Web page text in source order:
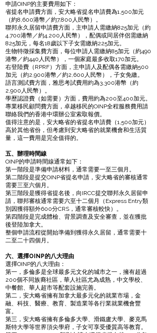
申請OINP的主要費用如下：
省提名申請費方面，安大略省提名申請費為1,500加元
（約8,600港幣／約7,800人民幣）。
聯邦永久居留申請費方面，主申請人需繳納825加元（約
4,700港幣／約4,200人民幣），配偶或同居伴侶需繳納
825加元，每名18歲以下子女需繳納225加元。
生物特徵採集費方面，每位申請人需繳納85加元（約490
港幣／約440人民幣），一個家庭最多收取170加元。
右登陸費（RPRF）方面，主申請人及配偶各需繳納500
加元（約2,900港幣／約2,600人民幣），子女免繳。
語言測試費方面，雅思考試費用約為3,300港幣（約
2,900人民幣）。
學歷認證費（如需要）方面，費用約為200至400加元。
專業移民顧問費方面，卓越移民的OINP全程服務費用請
聯絡我們的香港中環辦公室索取報價。
值得注意的是，安大略省的省提名申請費（1,500加元）
高於其他省份，但考慮到安大略省的就業機會和生活質
量，這一費用是完全值得的。
五、辦理時間線
OINP的申請時間線通常如下：
第一階段是準備申請材料，通常需要一至三個月。
第二階段是提交OINP省提名申請，安大略省的審核通常
需要三至六個月。
第三階段是獲得省提名後，向IRCC提交聯邦永久居留申
請，聯邦審核通常需要六至十二個月（Express Entry類
別因獲得額外600分CRS，通常審核較快）。
第四階段是完成體檢、背景調查及安全審查，並在獲批
後登陸加拿大。
整個申請流程從開始準備到獲得永久居留，通常需要十
二至二十四個月。
六、選擇OINP的八大理由
選擇OINP的八大理由：
第一，多倫多是全球最多元文化的城市之一，擁有超過
200個不同族裔社區，華人社區尤為成熟，中文學校、
中餐館、華人超市等配套設施完善。
第二，安大略省擁有加拿大最多元化的就業市場，金
融、科技、醫療、教育、製造業等各行業就業機會豐
富。
第三，安大略省擁有多倫多大學、滑鐵盧大學、麥克馬
斯特大學等世界頂尖學府，子女可享受優質高等教育。